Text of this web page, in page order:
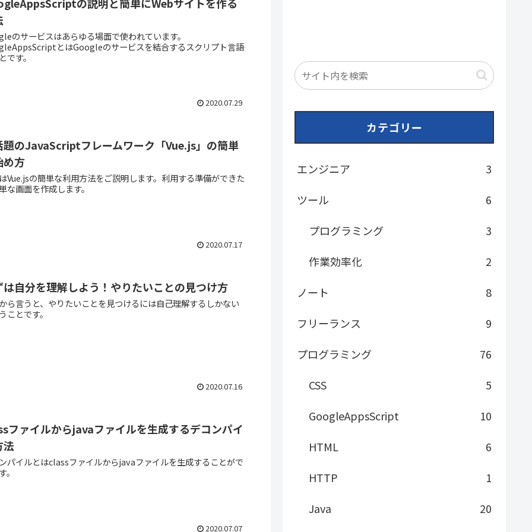
のサービスはあらゆる場面で使われています。
とはGoogleのサービスを結合するスクリプト言語
です。
2020.07.29
題のJavaScriptフレームワーク「Vue.js」の簡単
め方
Vue.jsの簡単な利用方法をご説明します。利用する準備ができた
な画面を作成します。
2020.07.17
は自分を理解しよう！やりたいことの見つけ方
ら言うと、やりたいことを見つけるには自己理解するしかない
ことです。
2020.07.16
ファイルからjavaファイルを生成するデコンパイ
法
パイルとはclassファイルからjavaファイルを生成することがで
。
2020.07.07
カテゴリー
エンジニア
3
ツール
6
プログラミング
3
作業効率化
2
ノート
8
フリーランス
9
プログラミング
76
CSS
5
GoogleAppsScript
10
HTML
6
HTTP
1
Java
20